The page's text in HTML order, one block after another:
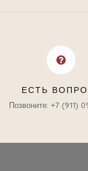
ЕСТЬ
Позвоните: +7 (911)